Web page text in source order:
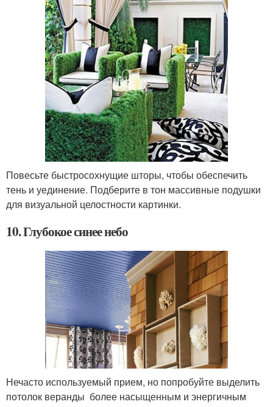
Повесьте быстросохнущие шторы, чтобы обеспечить
тень и уединение. Подберите в тон массивные подушки
для визуальной целостности картинки.
10. Глубокое синее небо
Нечасто используемый прием, но попробуйте выделить
потолок веранды более насыщенным и энергичным